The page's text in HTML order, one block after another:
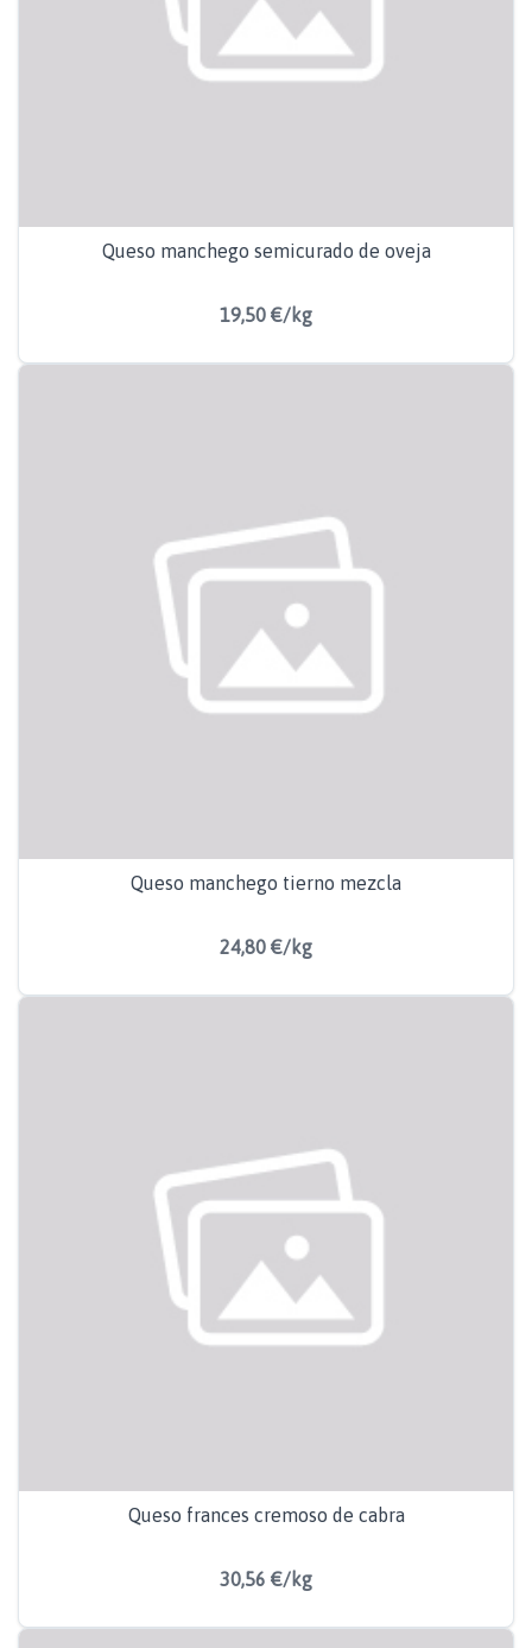
Queso manchego semicurado de oveja
19,50 €/kg
Queso manchego tierno mezcla
24,80 €/kg
Queso frances cremoso de cabra
30,56 €/kg